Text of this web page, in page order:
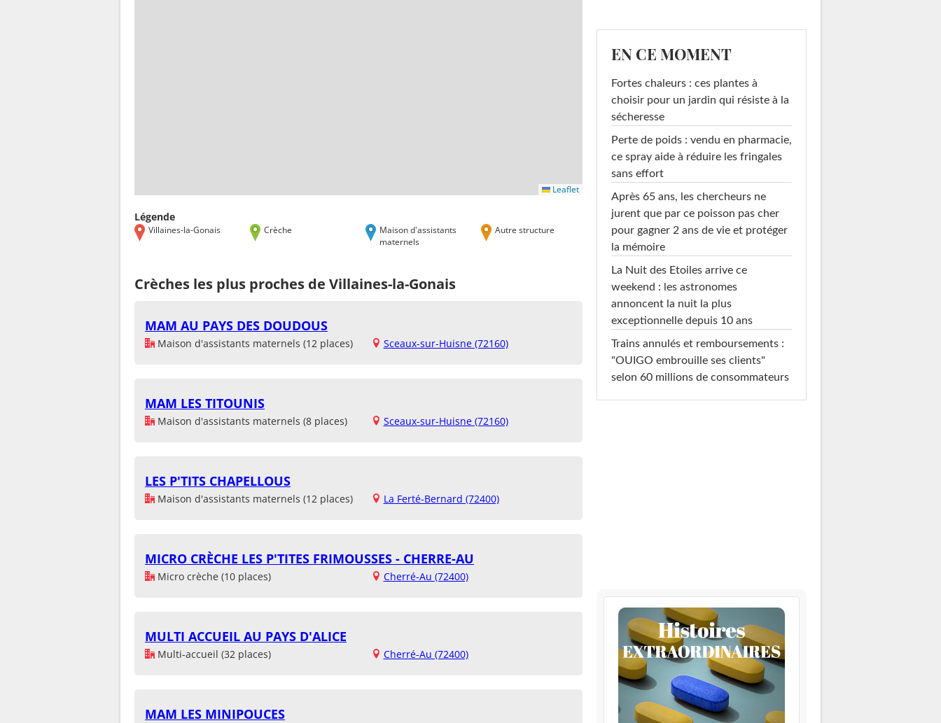
Leaflet
Légende
Villaines-la-Gonais Crèche
Maison d'assistants
maternels
Autre structure
Crèches les plus proches de Villaines-la-Gonais
MAM AU PAYS DES DOUDOUS
Maison d'assistants maternels (12 places) Sceaux-sur-Huisne (72160)
MAM LES TITOUNIS
Maison d'assistants maternels (8 places) Sceaux-sur-Huisne (72160)
LES P'TITS CHAPELLOUS
Maison d'assistants maternels (12 places) La Ferté-Bernard (72400)
MICRO CRÈCHE LES P'TITES FRIMOUSSES - CHERRE-AU
Micro crèche (10 places) Cherré-Au (72400)
MULTI ACCUEIL AU PAYS D'ALICE
Multi-accueil (32 places) Cherré-Au (72400)
MAM LES MINIPOUCES
EN CE MOMENT
Fortes chaleurs : ces plantes à
choisir pour un jardin qui résiste à la
sécheresse
Perte de poids : vendu en pharmacie,
ce spray aide à réduire les fringales
sans effort
Après 65 ans, les chercheurs ne
jurent que par ce poisson pas cher
pour gagner 2 ans de vie et protéger
la mémoire
La Nuit des Etoiles arrive ce
weekend : les astronomes
annoncent la nuit la plus
exceptionnelle depuis 10 ans
Trains annulés et remboursements :
"OUIGO embrouille ses clients"
selon 60 millions de consommateurs